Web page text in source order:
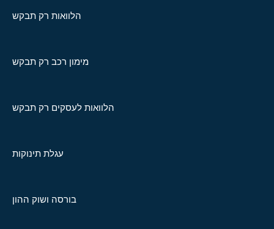
הלוואות רק תבקש
מימון רכב רק תבקש
הלוואות לעסקים רק תבקש
עגלת תינוקות
בורסה ושוק ההון